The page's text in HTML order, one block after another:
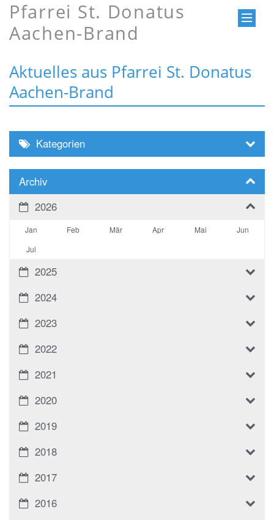
Pfarrei St. Donatus
Aachen-Brand
Aktuelles aus Pfarrei St. Donatus
Aachen-Brand
Kategorien
Archiv
2026
Jan Feb Mär Apr Mai
Jun
Jul
2025
2024
2023
2022
2021
2020
2019
2018
2017
2016